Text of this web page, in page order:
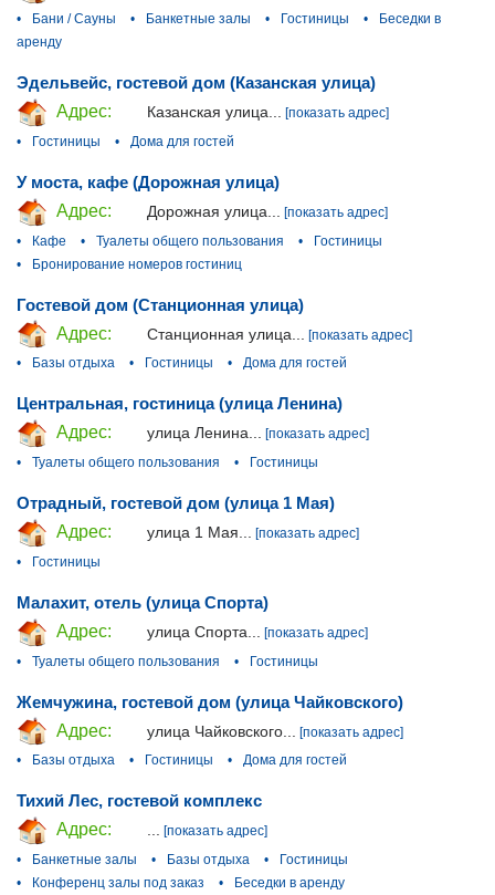
•
Бани / Сауны • Банкетные залы • Гостиницы •
Беседки в
аренду
Эдельвейс, гостевой дом (Казанская улица)
Адрес:
Казанская улица...
[показать адрес]
•
Гостиницы • Дома для гостей
У моста, кафе (Дорожная улица)
Адрес:
Дорожная улица...
[показать адрес]
•
Кафе • Туалеты общего пользования •
Гостиницы
•
Бронирование номеров гостиниц
Гостевой дом (Станционная улица)
Адрес:
Станционная улица...
[показать адрес]
•
Базы отдыха • Гостиницы • Дома для гостей
Центральная, гостиница (улица Ленина)
Адрес:
улица Ленина... [показать адрес]
•
Туалеты общего пользования • Гостиницы
Отрадный, гостевой дом (улица 1 Мая)
Адрес:
улица 1 Мая...
[показать адрес]
•
Гостиницы
Малахит, отель (улица Спорта)
Адрес:
улица Спорта...
[показать адрес]
•
Туалеты общего пользования • Гостиницы
Жемчужина, гостевой дом (улица Чайковского)
Адрес:
улица Чайковского...
[показать адрес]
•
Базы отдыха • Гостиницы • Дома для гостей
Тихий Лес, гостевой комплекс
Адрес:
... [показать адрес]
•
Банкетные залы • Базы отдыха •
Гостиницы
•
Конференц залы под заказ • Беседки в аренду